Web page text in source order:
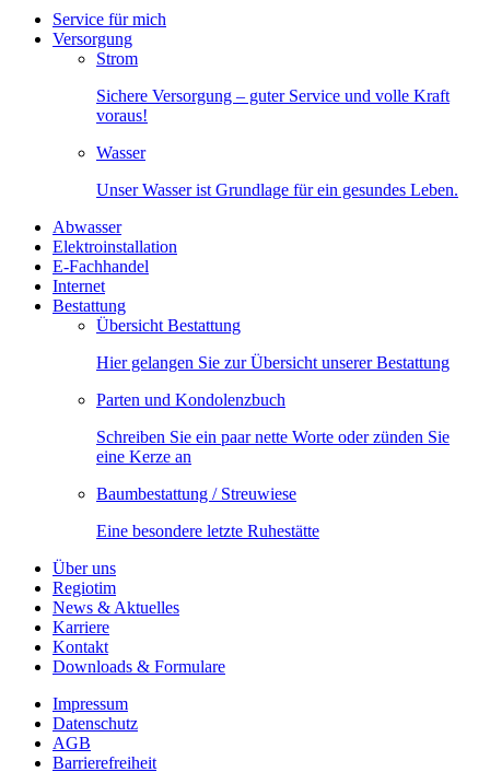
Service für mich
Versorgung
Strom
Sichere Versorgung – guter Service und volle Kraft
voraus!
Wasser
Unser Wasser ist Grundlage für ein gesundes Leben.
Abwasser
Elektroinstallation
E-Fachhandel
Internet
Bestattung
Übersicht Bestattung
Hier gelangen Sie zur Übersicht unserer Bestattung
Parten und Kondolenzbuch
Schreiben Sie ein paar nette Worte oder zünden Sie
eine Kerze an
Baumbestattung / Streuwiese
Eine besondere letzte Ruhestätte
Über uns
Regiotim
News & Aktuelles
Karriere
Kontakt
Downloads & Formulare
Impressum
Datenschutz
AGB
Barrierefreiheit